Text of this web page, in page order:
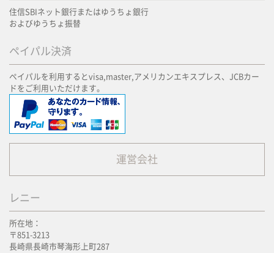
住信SBIネット銀行またはゆうちょ銀行
およびゆうちょ振替
ペイパル決済
ペイパルを利用するとvisa,master,アメリカンエキスプレス、JCBカー
ドをご利用いただけます。
運営会社
レニー
所在地：
〒851-3213
長崎県長崎市琴海形上町287